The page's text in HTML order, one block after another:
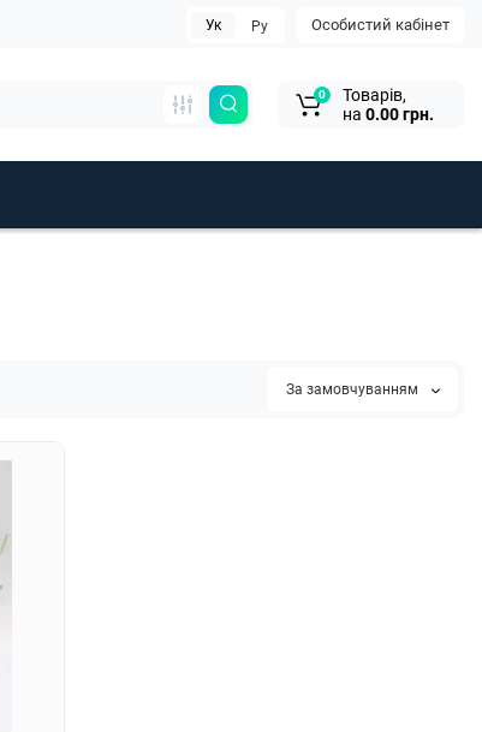
Особистий кабінет
Ук Ру
0
Товарів,
на 0.00 грн.
За замовчуванням